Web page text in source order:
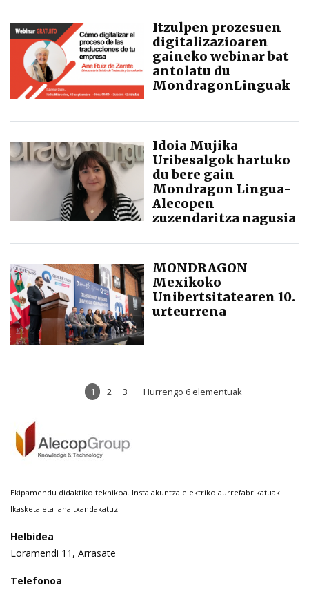
Itzulpen prozesuen
digitalizazioaren
gaineko webinar bat
antolatu du
MondragonLinguak
Idoia Mujika
Uribesalgok hartuko
du bere gain
Mondragon Lingua-
Alecopen
zuzendaritza nagusia
MONDRAGON
Mexikoko
Unibertsitatearen 10.
urteurrena
1 2 3 Hurrengo 6 elementuak
Ekipamendu didaktiko teknikoa. Instalakuntza elektriko aurrefabrikatuak.
Ikasketa eta lana txandakatuz.
Helbidea
Loramendi 11, Arrasate
Telefonoa